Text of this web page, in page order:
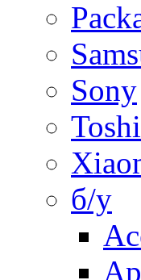
Sony
б/у